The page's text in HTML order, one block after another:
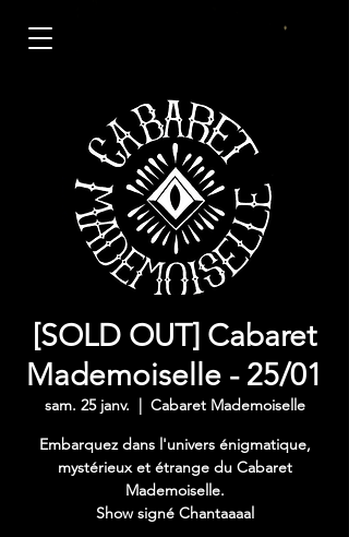
[SOLD OUT] Cabaret
Mademoiselle - 25/01
sam. 25 janv.
  |
Cabaret Mademoiselle
Embarquez dans l'univers énigmatique,
mystérieux et étrange du Cabaret
Mademoiselle.
Show signé Chantaaaal